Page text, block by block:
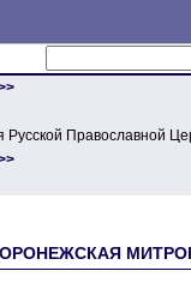
Православной
ВОРОНЕЖСКАЯ